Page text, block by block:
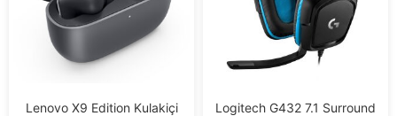
Lenovo X9 Edition Kulakiçi
Logitech G432 7.1 Surround